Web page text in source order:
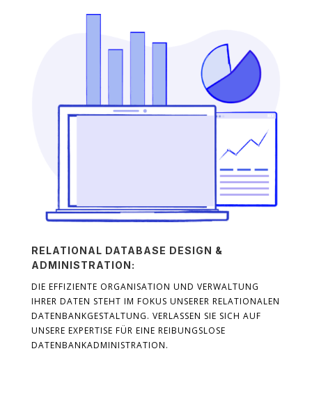
RELATIONAL DATABASE DESIGN &
ADMINISTRATION:
DIE EFFIZIENTE ORGANISATION UND VERWALTUNG
IHRER DATEN STEHT IM FOKUS UNSERER RELATIONALEN
DATENBANKGESTALTUNG. VERLASSEN SIE SICH AUF
UNSERE EXPERTISE FÜR EINE REIBUNGSLOSE
DATENBANKADMINISTRATION.